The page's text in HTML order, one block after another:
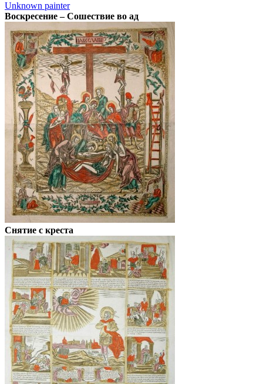
Unknown painter
Воскресение – Сошествие во ад
Снятие с креста